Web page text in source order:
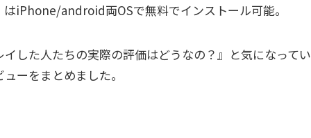
iPhone/android両OSで無料でインストール可能。
イした人たちの実際の評価はどうなの？』と気になってい
ーをまとめました。